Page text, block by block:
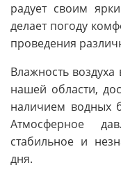
радует своим
делает погоду
проведения
Влажность
нашей области,
наличием водных
Атмосферное
стабильное и
дня.